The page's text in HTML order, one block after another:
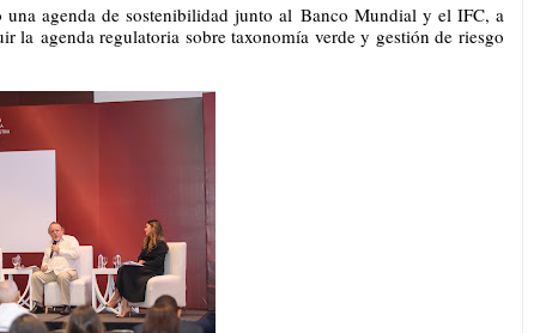
agenda de sostenibilidad junto al Banco Mundial y el IFC, a
la agenda regulatoria sobre taxonomía verde y gestión de riesgo